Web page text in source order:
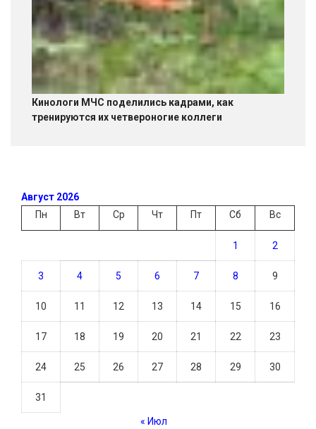
Кинологи МЧС поделились кадрами, как
тренируются их четвероногие коллеги
Август 2026
Пн
Вт Ср Чт Пт Сб Вс
1 2
3 4 5 6 7 8 9
10 11 12 13 14 15 16
17 18 19 20 21 22 23
24 25 26 27 28 29 30
31
« Июл